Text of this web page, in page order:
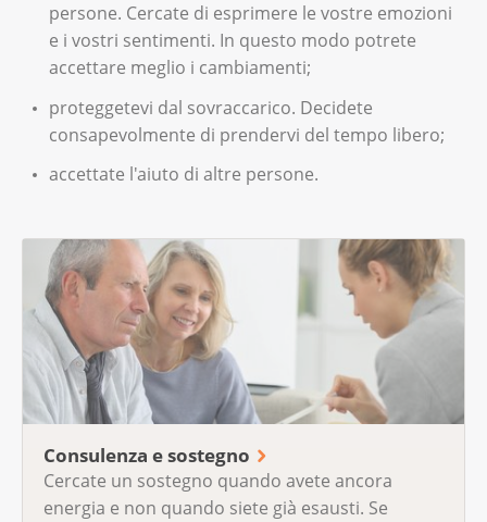
persone. Cercate di esprimere le vostre emozioni
e i vostri sentimenti. In questo modo potrete
accettare meglio i cambiamenti;
proteggetevi dal sovraccarico. Decidete
consapevolmente di prendervi del tempo libero;
accettate l'aiuto di altre persone.
Consulenza e sostegno
Cercate un sostegno quando avete ancora
energia e non quando siete già esausti. Se